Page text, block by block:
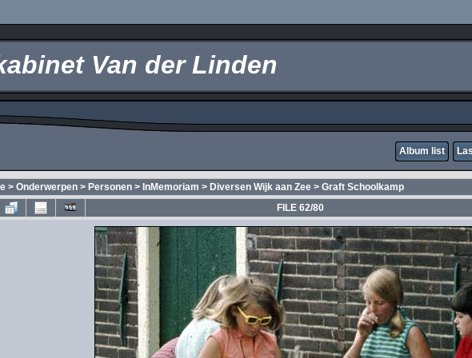
Van der Linden
Album list
> Onderwerpen > Personen > InMemoriam > Diversen Wijk aan Zee > Graft Schoolkamp
FILE 62/80